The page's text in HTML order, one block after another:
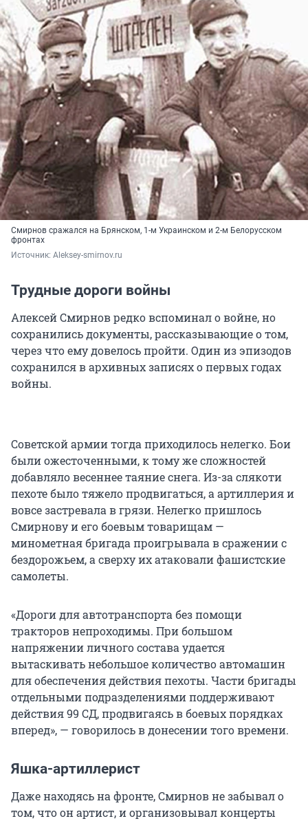
Смирнов сражался на Брянском, 1-м Украинском и 2-м Белорусском
фронтах
Источник: Aleksey-smirnov.ru
Трудные дороги войны
Алексей Смирнов редко вспоминал о войне, но
сохранились документы, рассказывающие о том,
через что ему довелось пройти. Один из эпизодов
сохранился в архивных записях о первых годах
войны.
Советской армии тогда приходилось нелегко. Бои
были ожесточенными, к тому же сложностей
добавляло весеннее таяние снега. Из-за слякоти
пехоте было тяжело продвигаться, а артиллерия и
вовсе застревала в грязи. Нелегко пришлось
Смирнову и его боевым товарищам —
минометная бригада проигрывала в сражении с
бездорожьем, а сверху их атаковали фашистские
самолеты.
«Дороги для автотранспорта без помощи
тракторов непроходимы. При большом
напряжении личного состава удается
вытаскивать небольшое количество автомашин
для обеспечения действия пехоты. Части бригады
отдельными подразделениями поддерживают
действия 99 СД, продвигаясь в боевых порядках
вперед», — говорилось в донесении того времени.
Яшка-артиллерист
Даже находясь на фронте, Смирнов не забывал о
том, что он артист, и организовывал концерты